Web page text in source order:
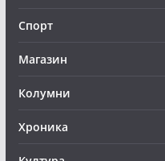
Спорт
Магазин
Колумни
Хроника